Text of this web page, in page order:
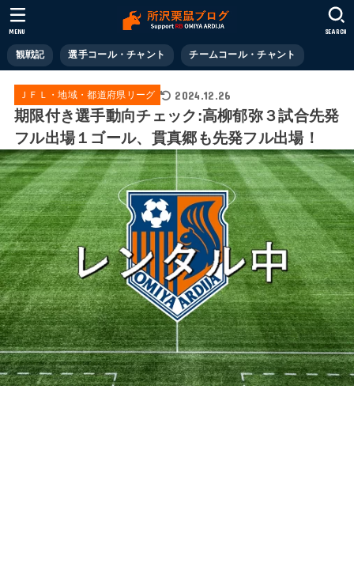
観戦記 選手コール・チャント チームコール・チャント
SEARCH
MENU
ＪＦＬ・地域・都道府県リーグ 2024.12.26
期限付き選手動向チェック:高柳郁弥３試合先発
フル出場１ゴール、貫真郷も先発フル出場！